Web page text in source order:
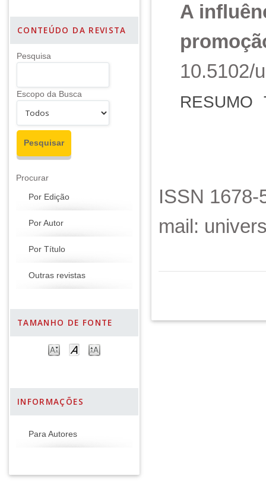
CONTEÚDO DA REVISTA
Pesquisa
Escopo da Busca
Procurar
Por Edição
Por Autor
Por Título
Outras revistas
TAMANHO DE FONTE
INFORMAÇÕES
Para Autores
A
10.5102/
RESUMO
ISSN
mail: